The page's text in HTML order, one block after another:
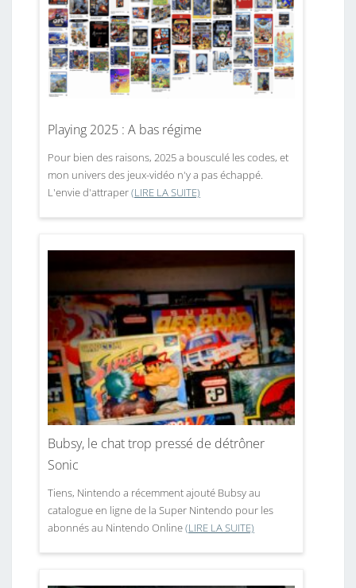
Playing 2025 : A bas régime
Pour bien des raisons, 2025 a bousculé les codes, et
mon univers des jeux-vidéo n'y a pas échappé.
L'envie d'attraper(LIRE LA SUITE)
Bubsy, le chat trop pressé de détrôner
Sonic
Tiens, Nintendo a récemment ajouté Bubsy au
catalogue en ligne de la Super Nintendo pour les
abonnés au Nintendo Online(LIRE LA SUITE)